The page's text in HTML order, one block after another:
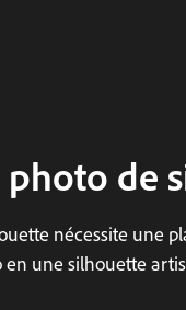
photo de
nécessite une
une silhouette